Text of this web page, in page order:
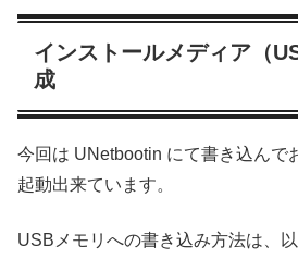
インストールメディア（
成
今回は UNetbootin にて書き込んで
起動出来ています。
USBメモリへの書き込み方法は、